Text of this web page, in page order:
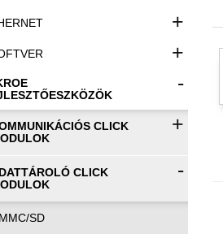
+
+
-
CLICK
+
CLICK
-
MMC/SD